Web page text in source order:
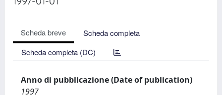
Scheda breve
Scheda completa
Scheda completa (DC)
Anno di pubblicazione (Date of publication)
1997